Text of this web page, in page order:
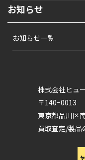
株式会社ヒュ
〒140−0013
東京都品川区
買取査定/製
お知らせ
お知らせ一覧